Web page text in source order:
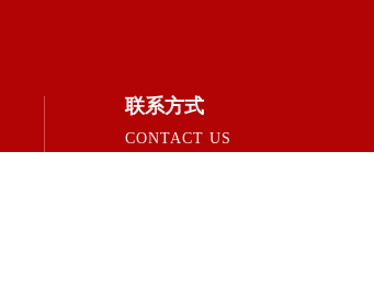
联系方式
CONTACT US